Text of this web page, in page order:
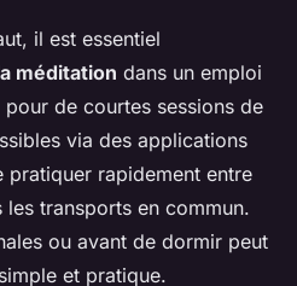
il est essentiel
méditation dans un emploi
de courtes sessions de
via des applications
pratiquer rapidement entre
transports en commun.
ou avant de dormir peut
et pratique.